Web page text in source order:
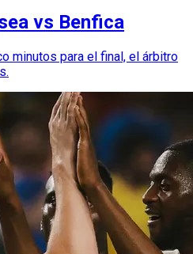
vs Benfica
minutos para el final, el árbitro